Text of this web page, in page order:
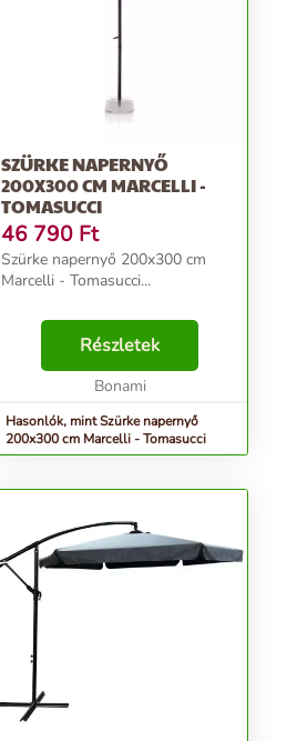
SZÜRKE NAPERNYŐ
200X300 CM MARCELLI -
TOMASUCCI
46 790 Ft
Szürke napernyő 200x300 cm
Marcelli - Tomasucci...
Részletek
Bonami
Hasonlók, mint Szürke napernyő
200x300 cm Marcelli - Tomasucci